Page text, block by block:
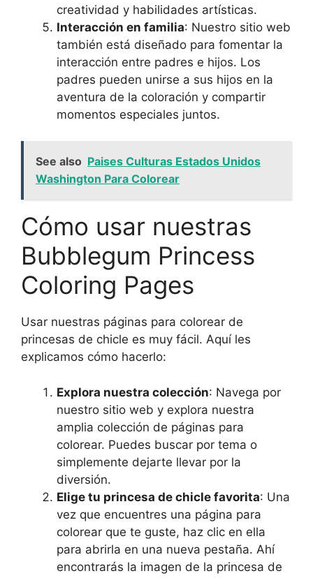
creatividad y habilidades artísticas.
Interacción en familia: Nuestro sitio web
también está diseñado para fomentar la
interacción entre padres e hijos. Los
padres pueden unirse a sus hijos en la
aventura de la coloración y compartir
momentos especiales juntos.
See also Paises Culturas Estados Unidos
Washington Para Colorear
Cómo usar nuestras
Bubblegum Princess
Coloring Pages
Usar nuestras páginas para colorear de
princesas de chicle es muy fácil. Aquí les
explicamos cómo hacerlo:
Explora nuestra colección: Navega por
nuestro sitio web y explora nuestra
amplia colección de páginas para
colorear. Puedes buscar por tema o
simplemente dejarte llevar por la
diversión.
Elige tu princesa de chicle favorita: Una
vez que encuentres una página para
colorear que te guste, haz clic en ella
para abrirla en una nueva pestaña. Ahí
encontrarás la imagen de la princesa de